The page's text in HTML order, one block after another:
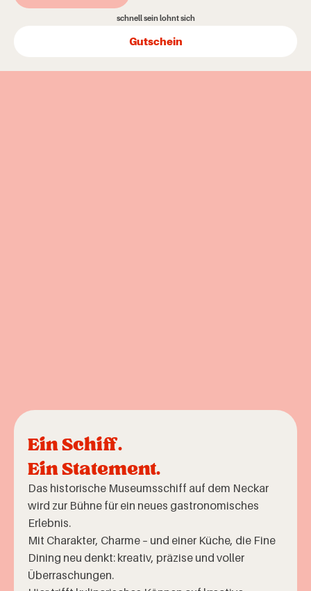
schnell sein lohnt sich
Gutschein
Ein Schiff.
Ein Statement.
Das historische Museumsschiff auf dem Neckar
wird zur Bühne für ein neues gastronomisches
Erlebnis.
Mit Charakter, Charme – und einer Küche, die Fine
Dining neu denkt: kreativ, präzise und voller
Überraschungen.